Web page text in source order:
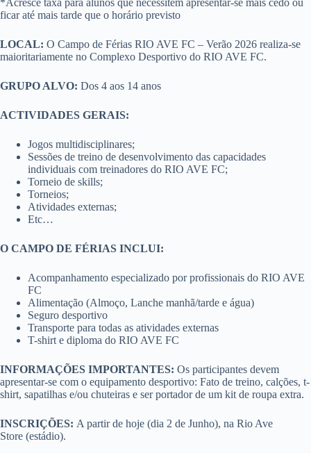
*Acresce taxa para alunos que necessitem apresentar-se mais cedo ou
ficar até mais tarde que o horário previsto
LOCAL: O Campo de Férias RIO AVE FC – Verão 2026 realiza-se
maioritariamente no Complexo Desportivo do RIO AVE FC.
GRUPO ALVO: Dos 4 aos 14 anos
ACTIVIDADES GERAIS:
Jogos multidisciplinares;
Sessões de treino de desenvolvimento das capacidades
individuais com treinadores do RIO AVE FC;
Torneio de skills;
Torneios;
Atividades externas;
Etc…
O CAMPO DE FÉRIAS INCLUI:
Acompanhamento especializado por profissionais do RIO AVE
FC
Alimentação (Almoço, Lanche manhã/tarde e água)
Seguro desportivo
Transporte para todas as atividades externas
T-shirt e diploma do RIO AVE FC
INFORMAÇÕES IMPORTANTES: Os participantes devem
apresentar-se com o equipamento desportivo: Fato de treino, calções, t-
shirt, sapatilhas e/ou chuteiras e ser portador de um kit de roupa extra.
INSCRIÇÕES: A partir de hoje (dia 2 de Junho), na Rio Ave
Store (estádio).